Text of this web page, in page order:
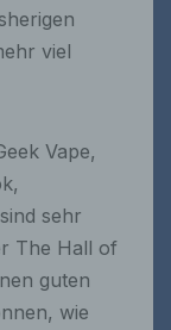
viel
Vape,
sehr
The Hall of
guten
wie